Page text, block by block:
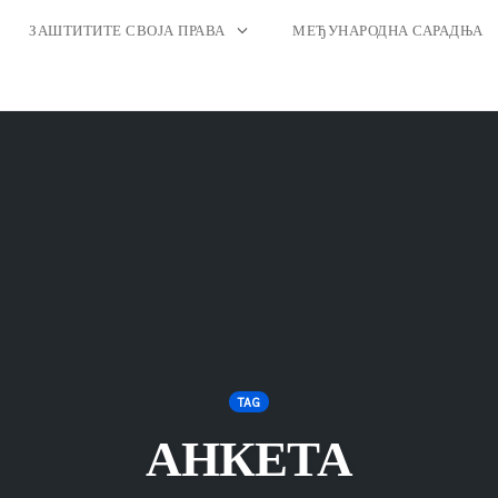
ЗАШТИТИТЕ СВОЈА ПРАВА МЕЂУНАРОДНА САРАДЊА
TAG
АНКЕТА